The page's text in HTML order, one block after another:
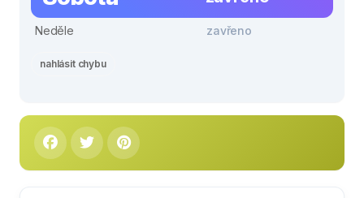
Neděle zavřeno
nahlásit chybu